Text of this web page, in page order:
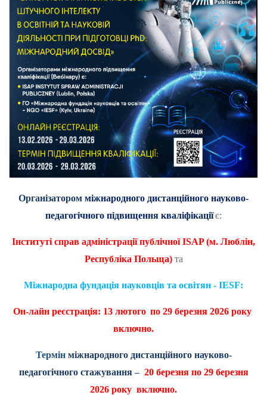
Організатором міжнародного дистанційного науково-
педагогічного підвищення кваліфікаціїє:
Інституті справ адміністрації публічноїISAP(м. Люблін,
Республіка Польща)та
Міжнародна фундація науковців та освітян - IESF:
Он-лайн реєстрація: 13 лютого по 29 березня 2026 року
включно.
Термін міжнародного дистанційного науково-
педагогічного стажування– 20березня по 29 березня
2026 року включно.